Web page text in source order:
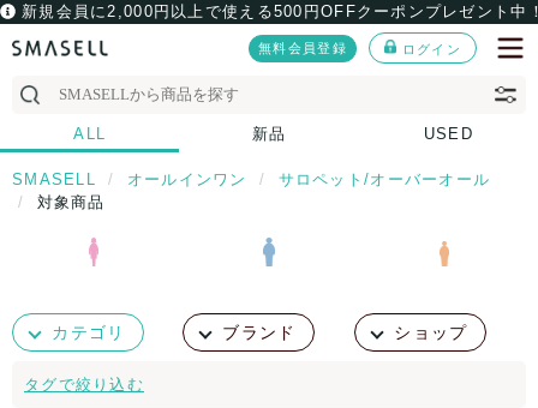
新規会員に2,000円以上で使える500円OFFクーポンプレゼント中
無料会員登録 ログイン
ALL 新品 USED
SMASELL オールインワン
サロペット/オーバーオール
対象商品
カテゴリ ブランド ショップ
タグで絞り込む